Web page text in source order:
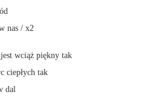
nas / x2
wciąż piękny tak
ciepłych tak
dal